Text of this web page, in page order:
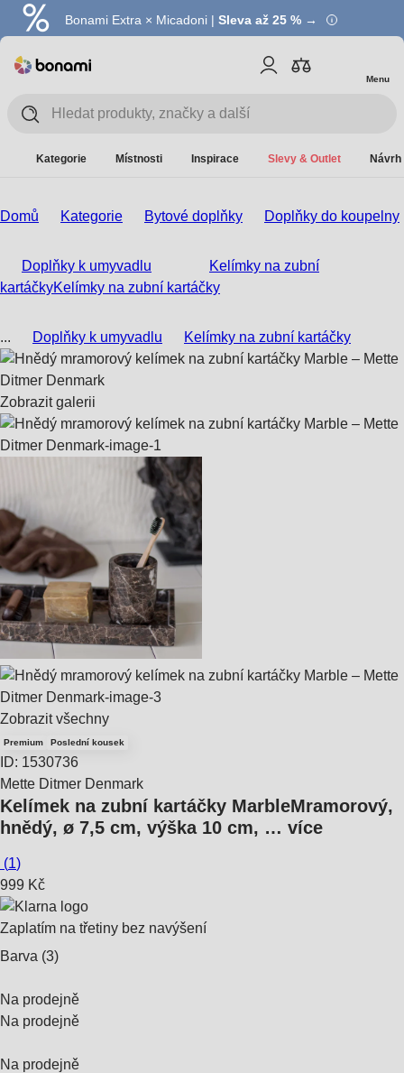
Bonami Extra × Micadoni | Sleva až 25 % →
Summer Sale | Ušetřete až 40 % →
Menu
Kategorie Místnosti Inspirace Slevy & Outlet
Domů Kategorie Bytové doplňky Doplňky do koupelny
Doplňky k umyvadlu
Kelímky na zubní
kartáčkyKelímky na zubní kartáčky
... Doplňky k umyvadlu Kelímky na zubní kartáčky
Zobrazit galerii
Zobrazit všechny
Premium Poslední kousek
ID: 1530736
Mette Ditmer Denmark
Kelímek na zubní kartáčky MarbleMramorový,
hnědý, ø 7,5 cm, výška 10 cm, … více
(1)
999 Kč
Zaplatím na třetiny bez navýšení
Barva (3)
Na prodejně
Na prodejně
Na prodejně